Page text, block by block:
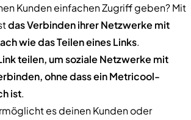
Kunden einfachen Zugriff geben? Mit
das Verbinden ihrer Netzwerke mit
wie das Teilen eines Links.
teilen, um soziale Netzwerke mit
ohne dass ein Metricool-
ist.
es deinen Kunden oder